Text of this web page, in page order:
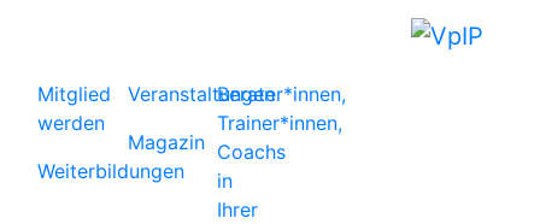
Mitglied
werden
Weiterbildungen
Veranstaltungen
Magazin
Berater*innen,
Trainer*innen,
Coachs
in
Ihrer